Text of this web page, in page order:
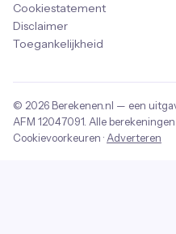
Cookiestatement
Disclaimer
Toegankelijkheid
© 2026 Berekenen.nl — een
AFM 12047091 . Alle
Cookievoorkeuren · Adverteren